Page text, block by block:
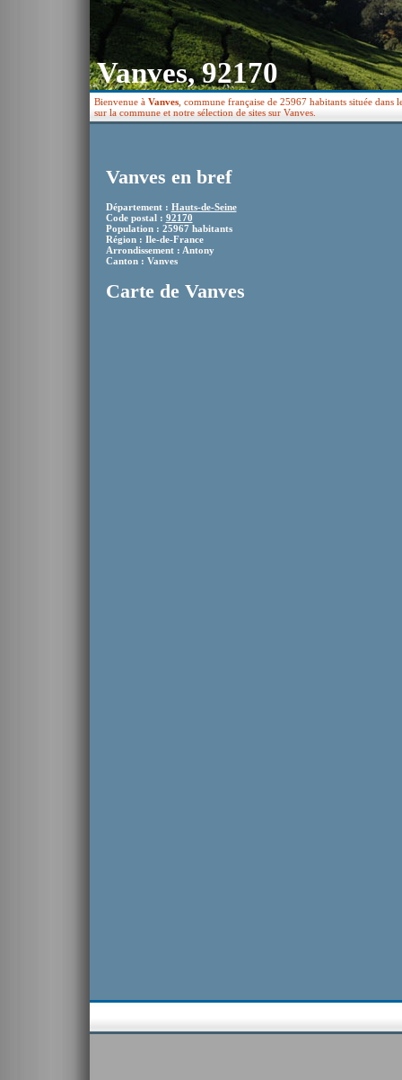
Vanves, 92170
Bienvenue à Vanves , commune française de 25967 habitants située
sur la commune et notre sélection de sites sur Vanves.
Vanves en bref
Département : Hauts-de-Seine
Code postal : 92170
Population : 25967 habitants
Région : Ile-de-France
Arrondissement : Antony
Canton : Vanves
Carte de Vanves